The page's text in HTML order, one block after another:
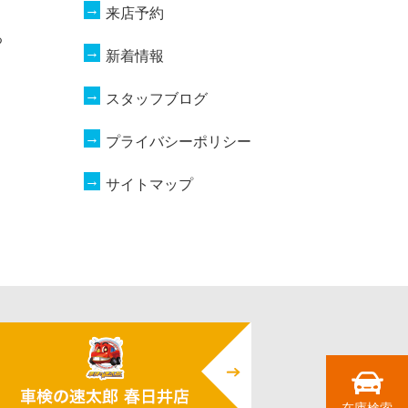
来店予約
新着情報
スタッフブログ
プライバシーポリシー
サイトマップ